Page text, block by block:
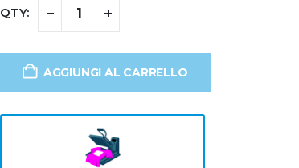
AGGIUNGI AL CARRELLO